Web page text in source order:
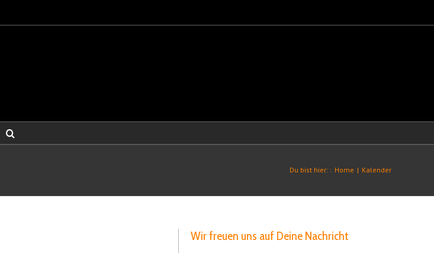
Du bist hier: : Home | Kalender
Wir freuen uns auf Deine Nachricht